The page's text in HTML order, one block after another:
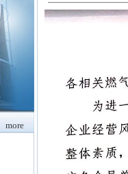
more